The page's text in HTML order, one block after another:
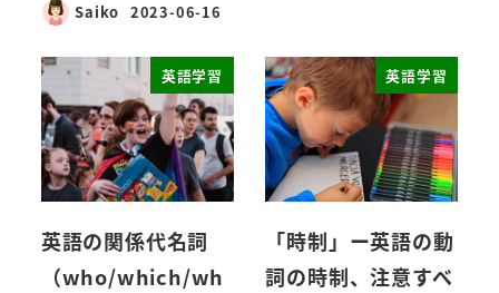
Saiko 2023-06-16
英語学習
英語の関係代名詞
（who/which/wh
英語学習
「時制」ー英語の動
詞の時制、注意すべ